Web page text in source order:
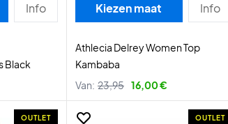
Info
Black
Kiezen maat Info
Athlecia Delrey Women Top
Kambaba
Van: 23,95 16,00 €
OUTLET OUTLET